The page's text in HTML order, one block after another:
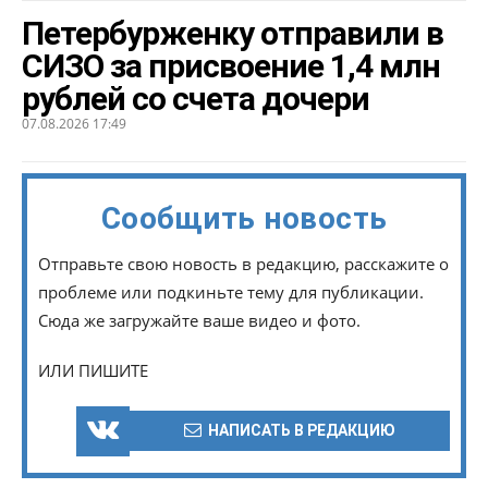
Петербурженку отправили в
СИЗО за присвоение 1,4 млн
рублей со счета дочери
07.08.2026 17:49
Сообщить новость
Отправьте свою новость в редакцию, расскажите о
проблеме или подкиньте тему для публикации.
Сюда же загружайте ваше видео и фото.
ИЛИ ПИШИТЕ
НАПИСАТЬ В РЕДАКЦИЮ